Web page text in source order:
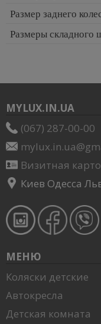
Размер заднего
Размеры складного
MYLUX.IN.UA
(067) 287-00-00
Визитная
Киев Одесса
МЕНЮ
Коляски детские
Автокресла
Детская комната